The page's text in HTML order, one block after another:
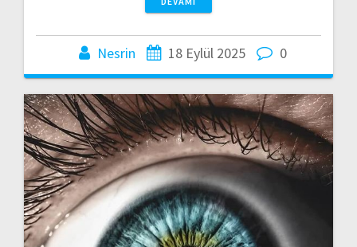
Nesrin 18 Eylül 2025 0